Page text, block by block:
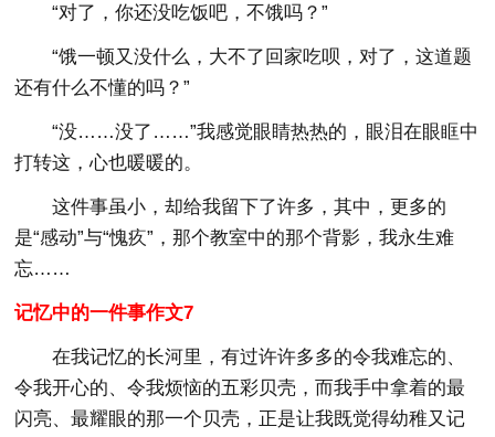
“对了，你还没吃饭吧，不饿吗？”
“饿一顿又没什么，大不了回家吃呗，对了，这道题
还有什么不懂的吗？”
“没……没了……”我感觉眼睛热热的，眼泪在眼眶中
打转这，心也暖暖的。
这件事虽小，却给我留下了许多，其中，更多的
是“感动”与“愧疚”，那个教室中的那个背影，我永生难
忘……
记忆中的一件事作文7
在我记忆的长河里，有过许许多多的令我难忘的、
令我开心的、令我烦恼的五彩贝壳，而我手中拿着的最
闪亮、最耀眼的那一个贝壳，正是让我既觉得幼稚又记